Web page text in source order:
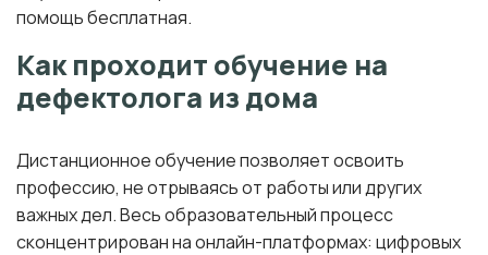
помощь бесплатная.
Как проходит обучение на
дефектолога из дома
Дистанционное обучение позволяет освоить
профессию, не отрываясь от работы или других
важных дел. Весь образовательный процесс
сконцентрирован на онлайн-платформах: цифровых